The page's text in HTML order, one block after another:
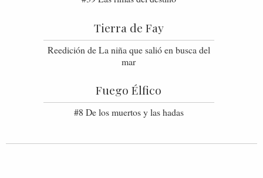
Tierra de Fay
Reedición de La niña que salió en busca del
mar
Fuego Élfico
#8 De los muertos y las hadas